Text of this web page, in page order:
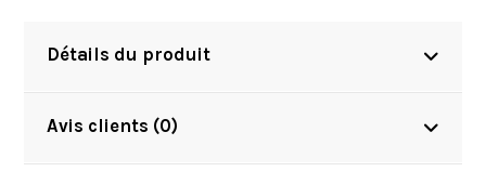
Détails du produit
Avis clients (0)